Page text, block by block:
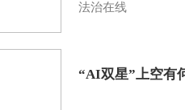
法治在线
“AI双星”上空有